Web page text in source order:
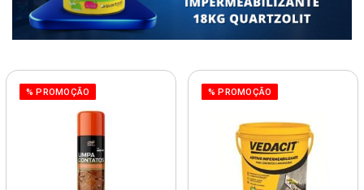
% PROMOÇÃO % PROMOÇÃO